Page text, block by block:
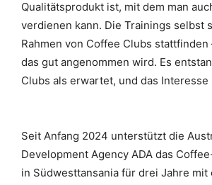
Qualitätsprodukt ist, mit dem man
verdienen kann. Die Trainings selbst
Rahmen von Coffee Clubs stattfinden
das gut angenommen wird. Es
Clubs als erwartet, und das Interesse
Seit Anfang 2024 unterstützt die
Development Agency ADA das
in Südwesttansania für drei Jahre mit